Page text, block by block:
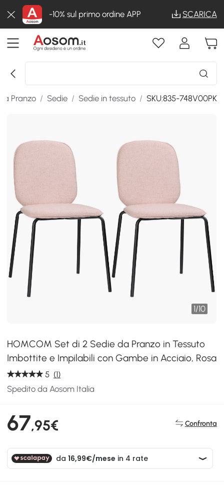
-10% sul primo ordine APP SCARICA
Pranzo / Sedie / Sedie in tessuto / SKU:835-748V00PK
1/10
HOMCOM Set di 2 Sedie da Pranzo in Tessuto
Imbottite e Impilabili con Gambe in Acciaio, Rosa
5 (1)
Spedito da Aosom Italia
67,95€ Confronta